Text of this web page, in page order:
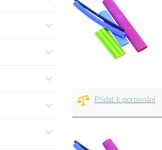
Přidat k porovnání